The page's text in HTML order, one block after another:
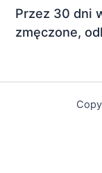
Przez 30 dni
zmęczone,